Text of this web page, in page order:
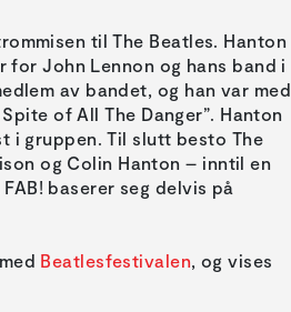
til The Beatles. Hanton
John Lennon og hans band i
av bandet, og han var med
of All The Danger”. Hanton
i gruppen. Til slutt besto The
og Colin Hanton – inntil en
baserer seg delvis på
Beatlesfestivalen, og vises